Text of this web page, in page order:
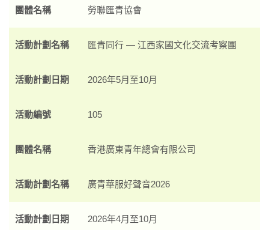
團體名稱 勞聯匯青協會
活動計劃名稱 匯青同行 — 江西家國文化交流考察團
活動計劃日期 2026年5月至10月
活動編號 105
團體名稱 香港廣東青年總會有限公司
活動計劃名稱 廣青華服好聲音2026
活動計劃日期 2026年4月至10月